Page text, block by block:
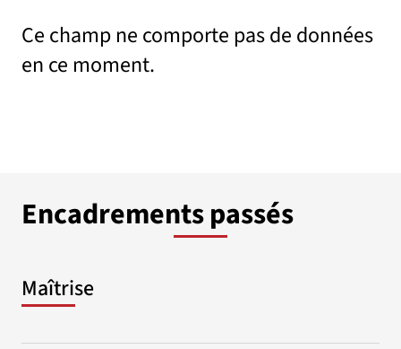
Encadrements passés
Maîtrise
Ce champ ne comporte pas de données
en ce moment.